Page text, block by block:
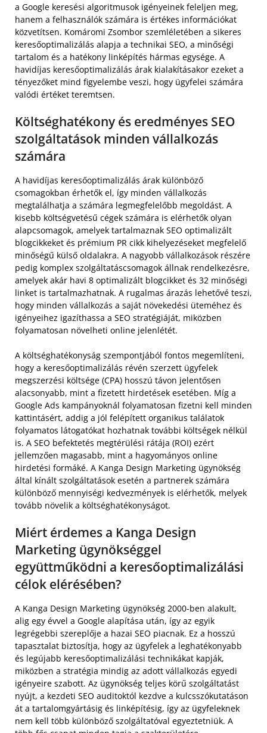
a Google keresési algoritmusok igényeinek feleljen meg,
hanem a felhasználók számára is értékes információkat
közvetítsen. Komáromi Zsombor szemléletében a sikeres
keresőoptimalizálás alapja a technikai SEO, a minőségi
tartalom és a hatékony linképítés hármas egysége. A
havidíjas keresőoptimalizálás árak kialakításakor ezeket a
tényezőket mind figyelembe veszi, hogy ügyfelei számára
valódi értéket teremtsen.
Költséghatékony és eredményes SEO
szolgáltatások minden vállalkozás
számára
A havidíjas keresőoptimalizálás árak különböző
csomagokban érhetők el, így minden vállalkozás
megtalálhatja a számára legmegfelelőbb megoldást. A
kisebb költségvetésű cégek számára is elérhetők olyan
alapcsomagok, amelyek tartalmaznak SEO optimalizált
blogcikkeket és prémium PR cikk kihelyezéseket megfelelő
minőségű külső oldalakra. A nagyobb vállalkozások részére
pedig komplex szolgáltatáscsomagok állnak rendelkezésre,
amelyek akár havi 8 optimalizált blogcikket és 32 minőségi
linket is tartalmazhatnak. A rugalmas árazás lehetővé teszi,
hogy minden vállalkozás a saját növekedési üteméhez és
igényeihez igazíthassa a SEO stratégiáját, miközben
folyamatosan növelheti online jelenlétét.
A költséghatékonyság szempontjából fontos megemlíteni,
hogy a keresőoptimalizálás révén szerzett ügyfelek
megszerzési költsége (CPA) hosszú távon jelentősen
alacsonyabb, mint a fizetett hirdetések esetében. Míg a
Google Ads kampányoknál folyamatosan fizetni kell minden
kattintásért, addig a jól felépített organikus találatok
folyamatos látogatókat hozhatnak további költségek nélkül
is. A SEO befektetés megtérülési rátája (ROI) ezért
jellemzően magasabb, mint a hagyományos online
hirdetési formáké. A Kanga Design Marketing ügynökség
által kínált szolgáltatások esetén a partnerek számára
különböző mennyiségi kedvezmények is elérhetők, melyek
tovább növelik a költséghatékonyságot.
Miért érdemes a Kanga Design
Marketing ügynökséggel
együttműködni a keresőoptimalizálási
célok elérésében?
A Kanga Design Marketing ügynökség 2000-ben alakult,
alig egy évvel a Google alapítása után, így az egyik
legrégebbi szereplője a hazai SEO piacnak. Ez a hosszú
tapasztalat biztosítja, hogy az ügyfelek a leghatékonyabb
és legújabb keresőoptimalizálási technikákat kapják,
miközben a stratégia mindig az adott vállalkozás egyedi
igényeire szabott. Az ügynökség teljes körű szolgáltatást
nyújt, a kezdeti SEO auditoktól kezdve a kulcsszókutatáson
át a tartalomgyártásig és linképítésig, így az ügyfeleknek
nem kell több különböző szolgáltatóval egyeztetniük. A